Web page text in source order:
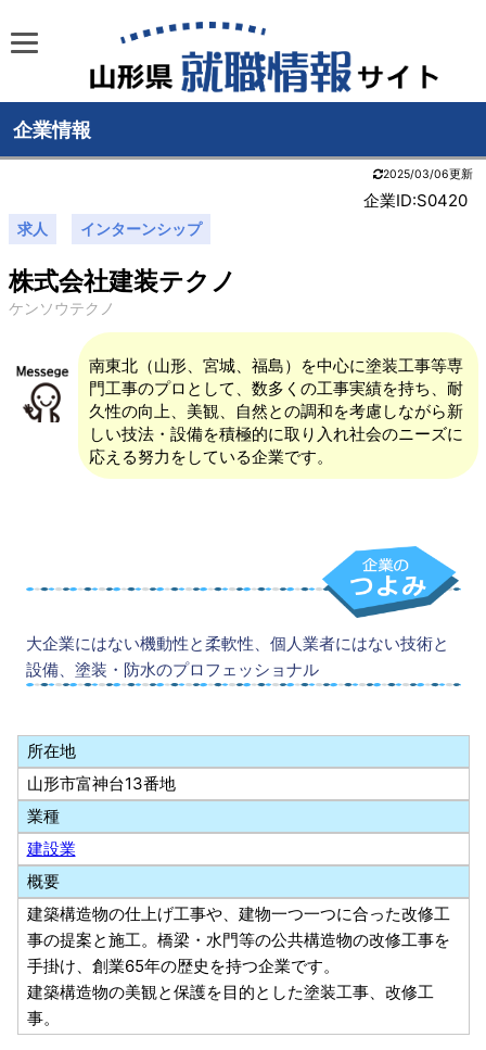
企業情報
2025/03/06更新
企業ID:S0420
求人 インターンシップ
株式会社建装テクノ
ケンソウテクノ
南東北（山形、宮城、福島）を中心に塗装工事等専
門工事のプロとして、数多くの工事実績を持ち、耐
久性の向上、美観、自然との調和を考慮しながら新
しい技法・設備を積極的に取り入れ社会のニーズに
応える努力をしている企業です。
大企業にはない機動性と柔軟性、個人業者にはない技術と
設備、塗装・防水のプロフェッショナル
所在地
山形市富神台13番地
業種
建設業
概要
建築構造物の仕上げ工事や、建物一つ一つに合った改修工
事の提案と施工。橋梁・水門等の公共構造物の改修工事を
手掛け、創業65年の歴史を持つ企業です。
建築構造物の美観と保護を目的とした塗装工事、改修工
事。